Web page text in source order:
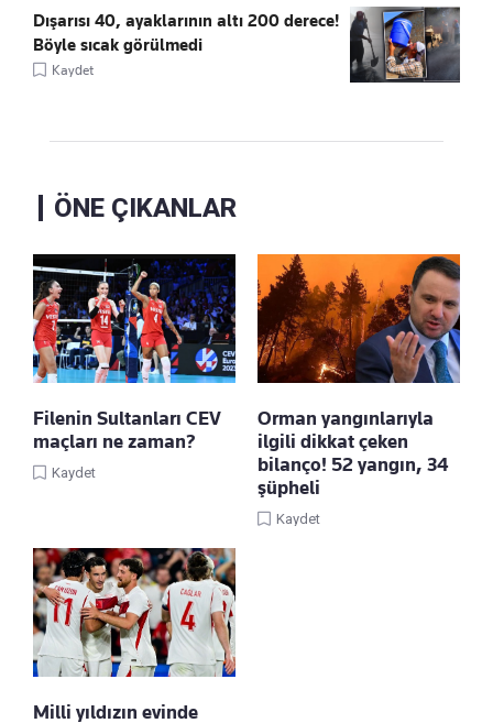
Dışarısı 40, ayaklarının altı 200 derece!
Böyle sıcak görülmedi
Kaydet
ÖNE ÇIKANLAR
Filenin Sultanları CEV
maçları ne zaman?
Kaydet
Orman yangınlarıyla
ilgili dikkat çeken
bilanço! 52 yangın, 34
şüpheli
Kaydet
Milli yıldızın evinde